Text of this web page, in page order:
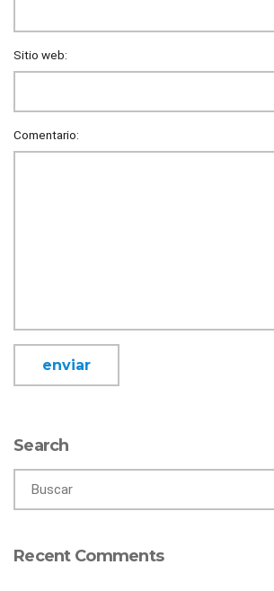
Sitio web:
Comentario:
Search
Recent Comments